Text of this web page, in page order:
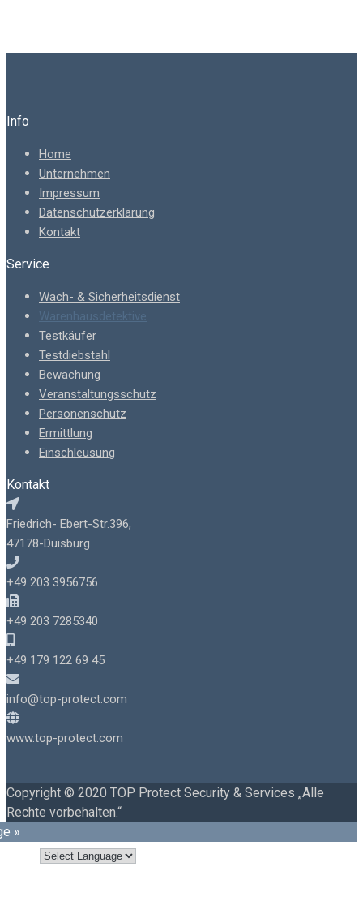
Info
Home
Unternehmen
Impressum
Datenschutzerklärung
Kontakt
Service
Wach- & Sicherheitsdienst
Warenhausdetektive
Testkäufer
Testdiebstahl
Bewachung
Veranstaltungsschutz
Personenschutz
Ermittlung
Einschleusung
Kontakt
Friedrich- Ebert-Str.396,
47178-Duisburg
+49 203 3956756
+49 203 7285340
+49 179 122 69 45
info@top-protect.com
www.top-protect.com
Copyright © 2020 TOP Protect Security & Services „Alle
Rechte vorbehalten.“
»